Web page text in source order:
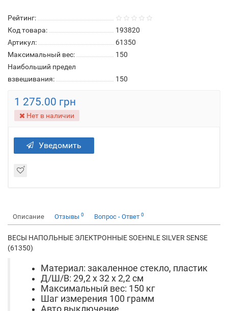
Рейтинг:
Код товара:
193820
Артикул:
61350
Максимальный вес:
150
Наибольший предел
взвешивания:
150
1 275.00 грн
Нет в наличии
Уведомить
Описание Отзывы 0 Вопрос - Ответ 0
ВЕСЫ НАПОЛЬНЫЕ ЭЛЕКТРОННЫЕ SOEHNLE SILVER SENSE
(61350)
Материал: закаленное стекло, пластик
Д/Ш/В: 29,2 х 32 х 2,2 см
Максимальный вес: 150 кг
Шаг измерения 100 грамм
Авто выключение